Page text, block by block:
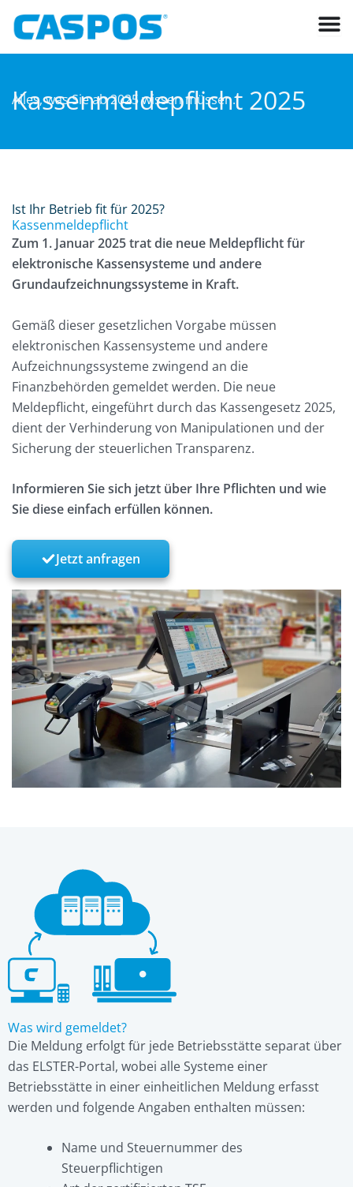
Inhalt
springen
Kassenmeldepflicht 2025
Alles, was Sie ab 2025 wissen müssen.
Ist Ihr Betrieb fit für 2025?
Kassenmeldepflicht
Zum 1. Januar 2025 trat die neue Meldepflicht für
elektronische Kassensysteme und andere
Grundaufzeichnungssysteme in Kraft.
Gemäß dieser gesetzlichen Vorgabe müssen
elektronischen Kassensysteme und andere
Aufzeichnungssysteme zwingend an die
Finanzbehörden gemeldet werden. Die neue
Meldepflicht, eingeführt durch das Kassengesetz 2025,
dient der Verhinderung von Manipulationen und der
Sicherung der steuerlichen Transparenz.
Informieren Sie sich jetzt über Ihre Pflichten und wie
Sie diese einfach erfüllen können.
Jetzt anfragen
Was wird gemeldet?
Die Meldung erfolgt für jede Betriebsstätte separat über
das ELSTER-Portal, wobei alle Systeme einer
Betriebsstätte in einer einheitlichen Meldung erfasst
werden und folgende Angaben enthalten müssen:
Name und Steuernummer des
Steuerpflichtigen